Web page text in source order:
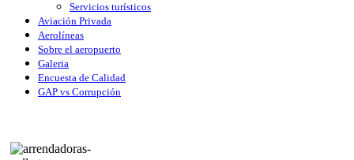
Servicios turísticos
Aviación Privada
Aerolíneas
Sobre el aeropuerto
Galeria
Encuesta de Calidad
GAP vs Corrupción